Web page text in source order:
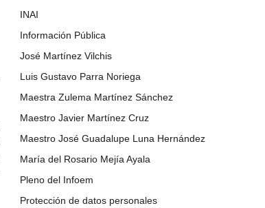
INAI
Información Pública
José Martínez Vilchis
Luis Gustavo Parra Noriega
Maestra Zulema Martínez Sánchez
Maestro Javier Martínez Cruz
Maestro José Guadalupe Luna Hernández
María del Rosario Mejía Ayala
Pleno del Infoem
Protección de datos personales